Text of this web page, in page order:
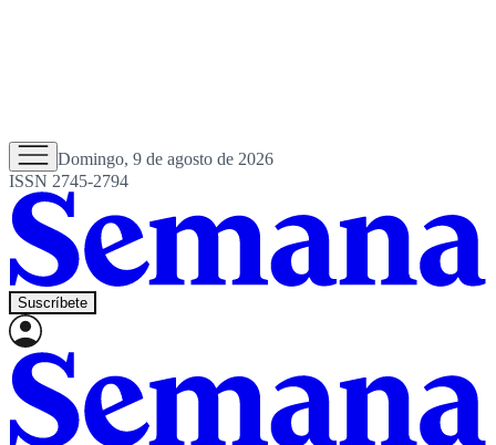
Domingo, 9 de agosto de 2026
ISSN 2745-2794
Suscríbete